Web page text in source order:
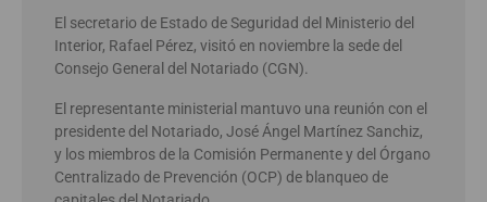
El secretario de Estado de Seguridad del Ministerio del
Interior, Rafael Pérez, visitó en noviembre la sede del
Consejo General del Notariado (CGN).
El representante ministerial mantuvo una reunión con el
presidente del Notariado, José Ángel Martínez Sanchiz,
y los miembros de la Comisión Permanente y del Órgano
Centralizado de Prevención (OCP) de blanqueo de